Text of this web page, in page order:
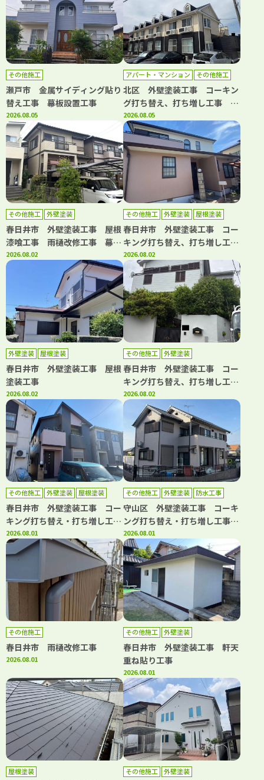
その他施工
瀬戸市 金属サイディング貼り
替え工事 幕板設置工事
2026.08.05
アパート・マンション
その他施工
外壁塗装
屋根塗装 防水工事
北区 外壁塗装工事 コーキン
グ打ち替え、打ち増し工事 屋
根塗装工事 階段・共用部側溝
防水工事 共用部長尺シート工
事 基礎補修工事
2026.08.05
その他施工 外壁塗装
春日井市 外壁塗装工事 屋根
漆喰工事 雨樋改修工事 幕板
板金工事 浴室水栓交換工事
2026.08.02
その他施工 外壁塗装
屋根塗装
防水工事
春日井市 外壁塗装工事 コー
キング打ち替え、打ち増し工
事 屋根塗装工事 ベランダ防
水工事
2026.08.02
外壁塗装 屋根塗装
春日井市 外壁塗装工事 屋根
塗装工事
2026.08.02
その他施工 外壁塗装
春日井市 外壁塗装工事 コー
キング打ち替え、打ち増し工
事 屋根カバー工事 ベランダ
トップコート工事 浴室改修工
事 洗面台取り換え工事 キッ
チン取り換え工事
2026.08.02
その他施工 外壁塗装 屋根塗装
春日井市 外壁塗装工事 コー
キング打ち替え・打ち増し工
事 屋根塗装工事 ベランダト
ップコート工事
2026.08.01
その他施工 外壁塗装 防水工事
守山区 外壁塗装工事 コーキ
ング打ち替え・打ち増し工事
ベランダ防水工事
2026.08.01
その他施工
春日井市 雨樋改修工事
2026.08.01
その他施工 外壁塗装
春日井市 外壁塗装工事 軒天
重ね貼り工事
2026.08.01
屋根塗装 その他施工 外壁塗装